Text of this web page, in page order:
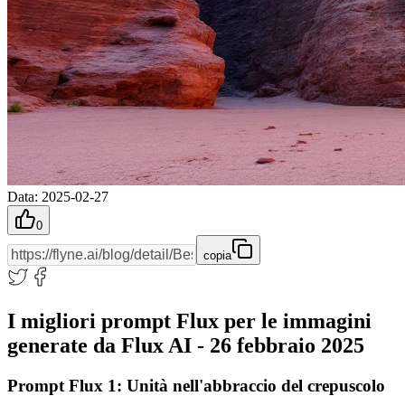
Data: 2025-02-27
0
copia
I migliori prompt Flux per le immagini
generate da Flux AI - 26 febbraio 2025
Prompt Flux 1: Unità nell'abbraccio del crepuscolo